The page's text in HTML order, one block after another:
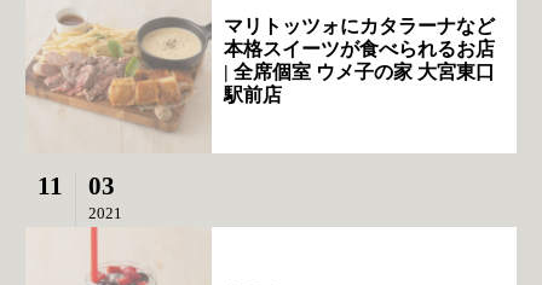
マリトッツォにカタラーナなど
本格スイーツが食べられるお店
| 全席個室 ウメ子の家 大宮東口
駅前店
11 03
2021